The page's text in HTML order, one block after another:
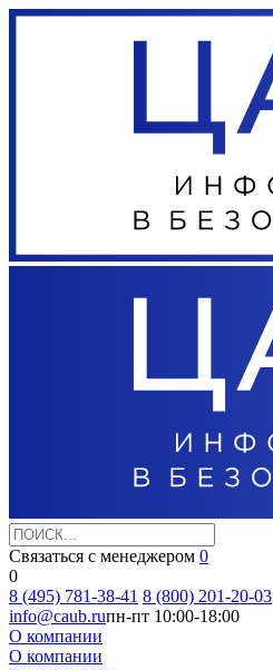
Связаться с менеджером 0
0
8 (495) 781-38-41 8 (800) 201-20-03
info@caub.ruпн-пт 10:00-18:00
О компании
О компании